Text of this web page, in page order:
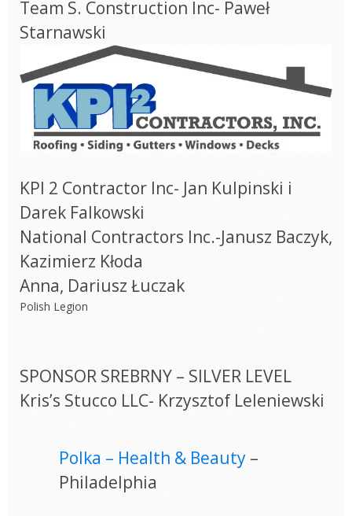
Team S. Construction Inc- Paweł
Starnawski
KPI 2 Contractor Inc- Jan Kulpinski i
Darek Falkowski
National Contractors Inc.-Janusz Baczyk,
Kazimierz Kłoda
Anna, Dariusz Łuczak
Polish Legion
SPONSOR SREBRNY – SILVER LEVEL
Kris’s Stucco LLC- Krzysztof Leleniewski
Polka – Health & Beauty –
Philadelphia